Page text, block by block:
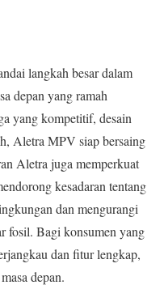
langkah besar dalam
depan yang ramah
yang kompetitif, desain
Aletra MPV siap bersaing
Aletra juga memperkuat
kesadaran tentang
dan mengurangi
fosil. Bagi konsumen yang
dan fitur lengkap,
depan.